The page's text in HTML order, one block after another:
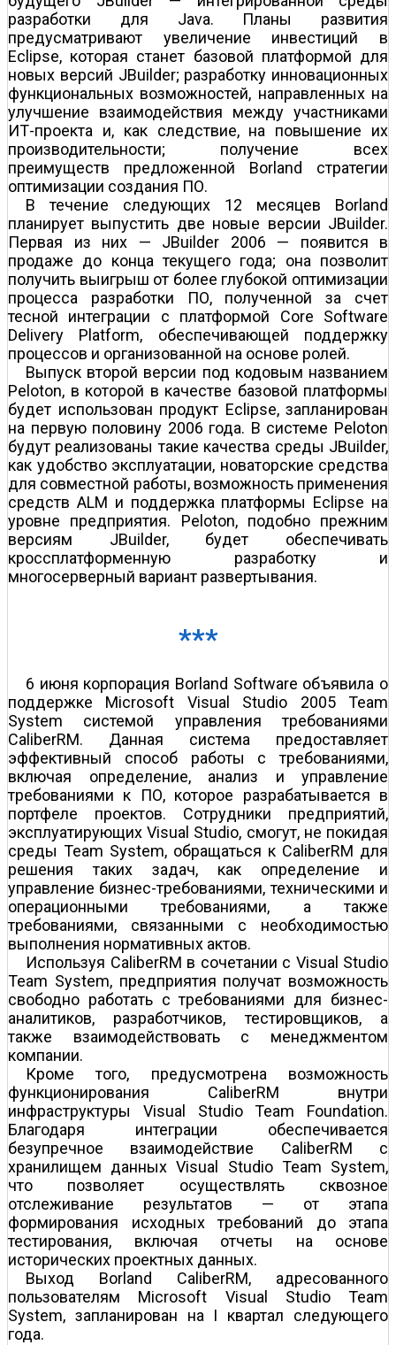
разработки для Java. Планы развития
предусматривают увеличение инвестиций в
Eclipse, которая станет базовой платформой для
новых версий JBuilder; разработку инновационных
функциональных возможностей, направленных на
улучшение взаимодействия между участниками
ИТ-проекта и, как следствие, на повышение их
производительности; получение всех
преимуществ предложенной Borland стратегии
оптимизации создания ПО.
В течение следующих 12 месяцев Borland
планирует выпустить две новые версии JBuilder.
Первая из них — JBuilder 2006 — появится в
продаже до конца текущего года; она позволит
получить выигрыш от более глубокой оптимизации
процесса разработки ПО, полученной за счет
тесной интеграции с платформой Core Software
Delivery Platform, обеспечивающей поддержку
процессов и организованной на основе ролей.
Выпуск второй версии под кодовым названием
Peloton, в которой в качестве базовой платформы
будет использован продукт Eclipse, запланирован
на первую половину 2006 года. В системе Peloton
будут реализованы такие качества среды JBuilder,
как удобство эксплуатации, новаторские средства
для совместной работы, возможность применения
средств ALM и поддержка платформы Eclipse на
уровне предприятия. Peloton, подобно прежним
версиям JBuilder, будет обеспечивать
кроссплатформенную разработку и
многосерверный вариант развертывания.
***
6 июня корпорация Borland Software объявила о
поддержке Microsoft Visual Studio 2005 Team
System системой управления требованиями
CaliberRM. Данная система предоставляет
эффективный способ работы с требованиями,
включая определение, анализ и управление
требованиями к ПО, которое разрабатывается в
портфеле проектов. Сотрудники предприятий,
эксплуатирующих Visual Studio, смогут, не покидая
среды Team System, обращаться к CaliberRM для
решения таких задач, как определение и
управление бизнес-требованиями, техническими и
операционными требованиями, а также
требованиями, связанными с необходимостью
выполнения нормативных актов.
Используя CaliberRM в сочетании с Visual Studio
Team System, предприятия получат возможность
свободно работать с требованиями для бизнес-
аналитиков, разработчиков, тестировщиков, а
также взаимодействовать с менеджментом
компании.
Кроме того, предусмотрена возможность
функционирования CaliberRM внутри
инфраструктуры Visual Studio Team Foundation.
Благодаря интеграции обеспечивается
безупречное взаимодействие CaliberRM с
хранилищем данных Visual Studio Team System,
что позволяет осуществлять сквозное
отслеживание результатов — от этапа
формирования исходных требований до этапа
тестирования, включая отчеты на основе
исторических проектных данных.
Выход Borland CaliberRM, адресованного
пользователям Microsoft Visual Studio Team
System, запланирован на I квартал следующего
года.